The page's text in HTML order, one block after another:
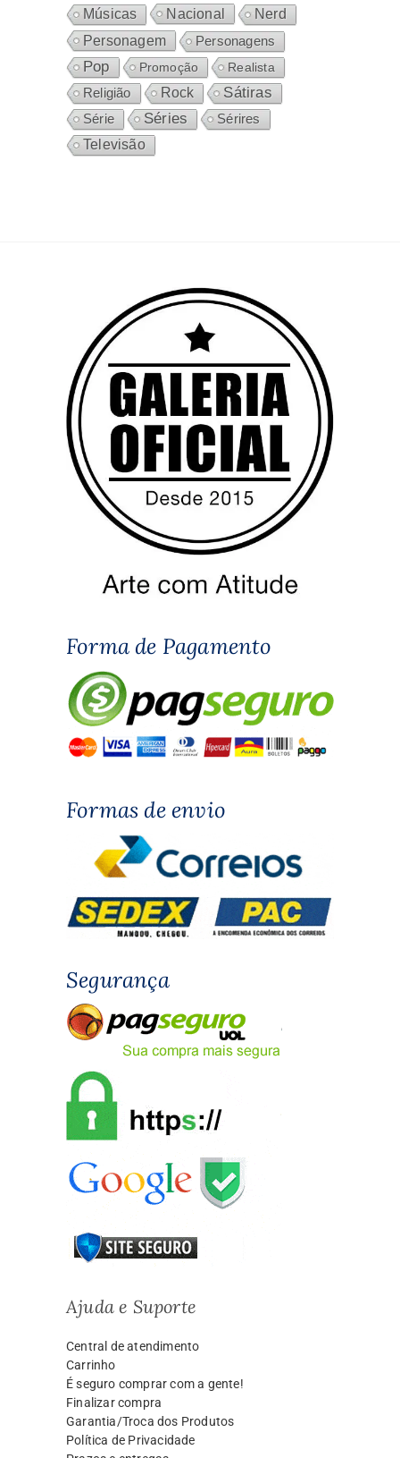
Músicas Nacional Nerd
Personagem Personagens
Pop Promoção
Realista
Religião
Rock Sátiras
Série Séries
Sérires
Televisão
Forma de Pagamento
Formas de envio
Segurança
Ajuda e Suporte
Central de atendimento
Carrinho
É seguro comprar com a gente!
Finalizar compra
Garantia/Troca dos Produtos
Política de Privacidade